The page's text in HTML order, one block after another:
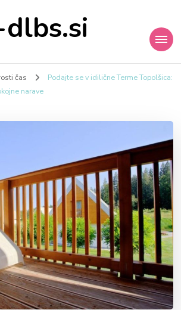
čas
Podajte se v idilične Terme Topolšica:
narave